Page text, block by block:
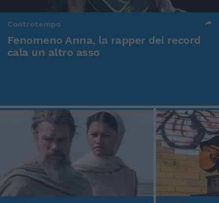
Controtempo
Fenomeno Anna, la rapper dei record
cala un altro asso